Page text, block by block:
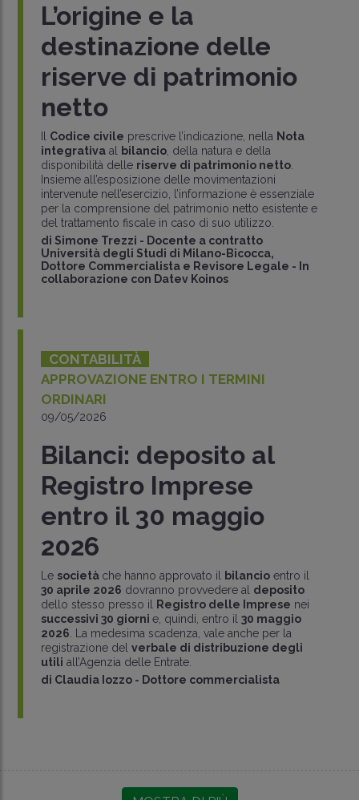
L’origine e la
destinazione delle
riserve di patrimonio
netto
Codice civile prescrive l’indicazione, nella Nota
integrativaal bilancio, della natura e della
disponibilità delle riserve di patrimonio netto.
Insieme all’esposizione delle movimentazioni
intervenute nell’esercizio, l’informazione è essenziale
per la comprensione del patrimonio netto esistente e
del trattamento fiscale in caso di suo utilizzo.
di Simone Trezzi - Docente a contratto
Università degli Studi di Milano-Bicocca,
Dottore Commercialista e Revisore Legale - In
collaborazione con Datev Koinos
CONTABILITÀ
APPROVAZIONE ENTRO I TERMINI
ORDINARI
09/05/2026
Bilanci: deposito al
Registro Imprese
entro il 30 maggio
2026
Le società che hanno approvato il bilancioentro il
30 aprile 2026 dovranno provvedere al deposito
dello stesso presso il
Registro delle Imprese nei
successivi 30 giorni e, quindi, entro il 30 maggio
2026 . La medesima scadenza, vale anche per la
registrazione del verbale di distribuzione degli
utili all’Agenzia delle Entrate.
di Claudia Iozzo - Dottore commercialista